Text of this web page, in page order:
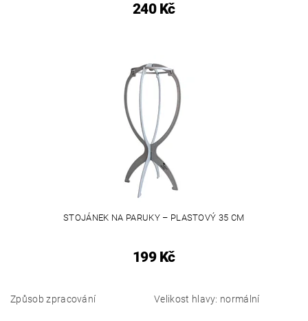
240 Kč
STOJÁNEK NA PARUKY – PLASTOVÝ 35 CM
199 Kč
Způsob zpracování Velikost hlavy: normální